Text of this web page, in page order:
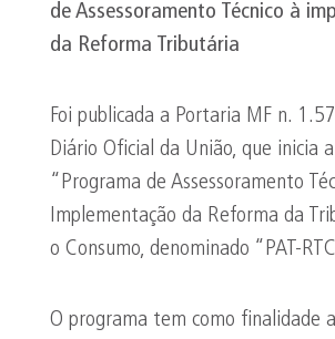
de Assessoramento Técnico à
da Reforma Tributária
Foi publicada a Portaria MF n.
Diário Oficial da União, que inicia
“Programa de Assessoramento
Implementação da Reforma da
o Consumo, denominado “PAT-
O programa tem como finalidade